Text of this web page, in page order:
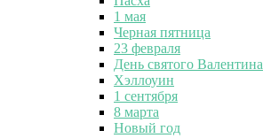
1 мая
Черная пятница
23 февраля
День святого Валентина
Хэллоуин
1 сентября
8 марта
Новый год